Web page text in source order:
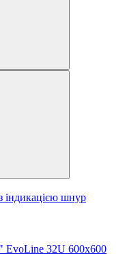
індикацією шнур